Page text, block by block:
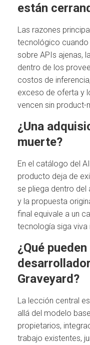
están
Las razones
tecnológico
sobre APIs ajenas,
dentro de los
costos de
exceso de oferta y
vencen sin product-
¿Una
muerte?
En el catálogo del
producto deja de
se pliega dentro del
y la propuesta
final equivale a un
tecnología siga viva
¿Qué
Graveyard?
La lección central
allá del modelo
propietarios,
trabajo existentes,